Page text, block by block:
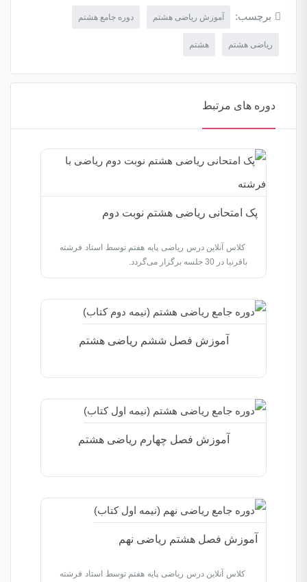
برچسب: آموزش ریاضی هشتم دوره جامع هشتم
ریاضی هشتم هشتم
دوره های مرتبط
پک امتحانی ریاضی هشتم نوبت دوم
کلاس آنلاین درس ریاضی پایه هفتم توسط استاد فرشته
باقرنیا در 30 جلسه برگزار می‌گردد.
آموزش فصل ششم ریاضی هشتم
آموزش فصل چهارم ریاضی هشتم
آموزش فصل هشتم ریاضی نهم
کلاس آنلاین درس ریاضی پایه هفتم توسط استاد فرشته